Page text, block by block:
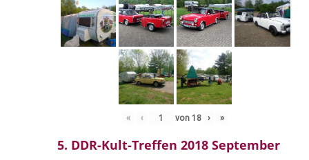
« ‹ von 18 › »
5. DDR-Kult-Treffen 2018 September